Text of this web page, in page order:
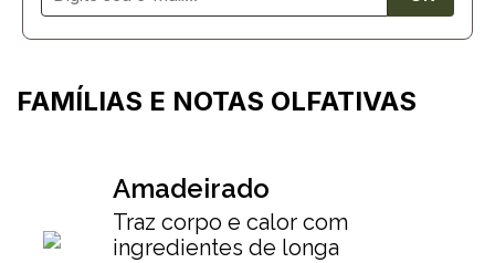
FAMÍLIAS E NOTAS OLFATIVAS
Amadeirado
Traz corpo e calor com
ingredientes de longa